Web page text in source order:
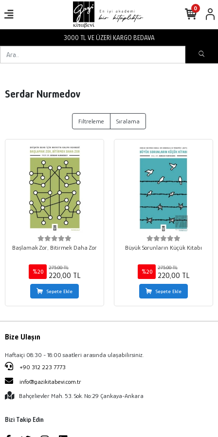
3000 TL VE ÜZERİ KARGO BEDAVA
0
Serdar Nurmedov
Filtreleme Sıralama
Başlamak Zor, Bitirmek Daha Zor
%20
275,00 TL
220,00 TL
Sepete Ekle
Büyük Sorunların Küçük Kitabı
%20
275,00 TL
220,00 TL
Sepete Ekle
Bize Ulaşın
Haftaiçi 08:30 - 18:00 saatleri arasında ulaşabilirsiniz.
+90 312 223 7773
info@gazikitabevi.com.tr
Bahçelievler Mah. 53. Sok. No:29 Çankaya-Ankara
Bizi Takip Edin